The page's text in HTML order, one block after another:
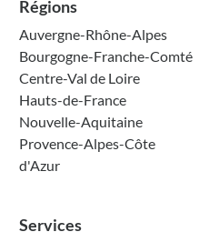
Régions
Auvergne-Rhône-Alpes
Bourgogne-Franche-Comté
Centre-Val de Loire
Hauts-de-France
Nouvelle-Aquitaine
Provence-Alpes-Côte
d'Azur
Services